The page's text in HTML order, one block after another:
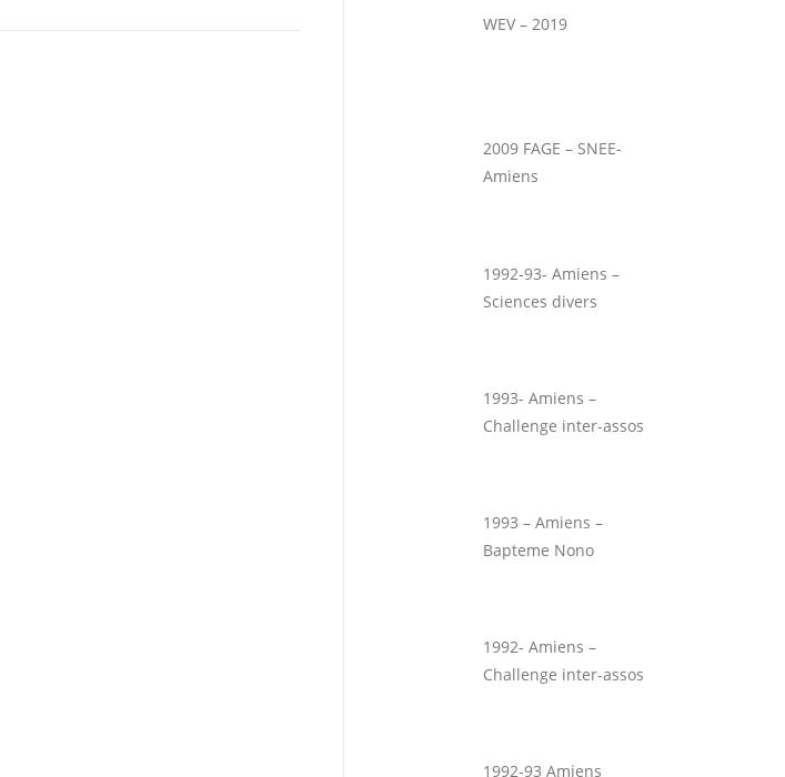
WEV – 2019
2009 FAGE – SNEE-
Amiens
1992-93- Amiens –
Sciences divers
1993- Amiens –
Challenge inter-assos
1993 – Amiens –
Bapteme Nono
1992- Amiens –
Challenge inter-assos
1992-93 Amiens